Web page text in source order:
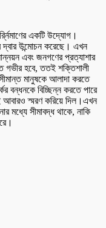
একটি উদ্যোগ।
দ্বার উন্মোচন করেছে। এখন
এবং জনগণের প্রত্যাশার
গভীর হবে, ততই শক্তিশালী
মানুষকে আলাদা করতে
বন্ধনকে বিচ্ছিন্ন করতে পারে
আবারও স্মরণ করিয়ে দিল।এখন
মধ্যে সীমাবদ্ধ থাকে, নাকি